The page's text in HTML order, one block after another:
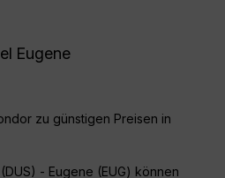
Eugene
zu günstigen Preisen in
- Eugene (EUG) können